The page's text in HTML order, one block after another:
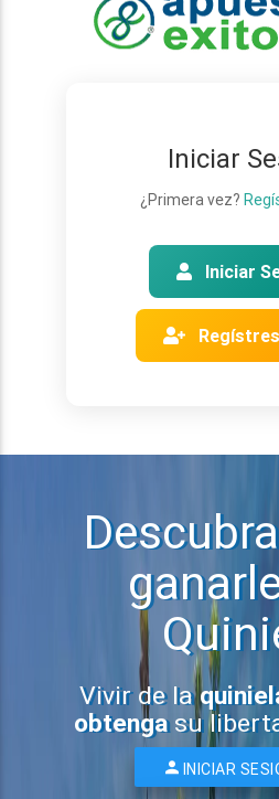
Iniciar
¿Primera vez?
Iniciar
Vivir de la
obtengasu
INICIAR